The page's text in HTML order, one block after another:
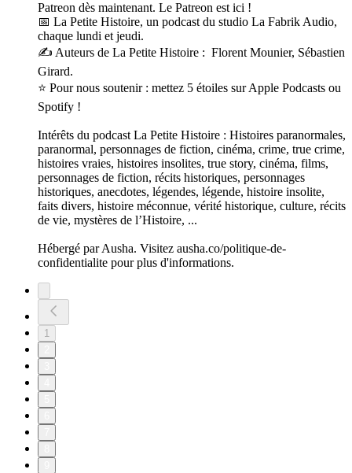
Patreon dès maintenant. Le Patreon est ici !
📅 La Petite Histoire, un podcast du studio La Fabrik Audio,
chaque lundi et jeudi.
✍️ Auteurs de La Petite Histoire : Florent Mounier, Sébastien
Girard.
⭐ Pour nous soutenir : mettez 5 étoiles sur Apple Podcasts ou
Spotify !
Intérêts du podcast La Petite Histoire : Histoires paranormales,
paranormal, personnages de fiction, cinéma, crime, true crime,
histoires vraies, histoires insolites, true story, cinéma, films,
personnages de fiction, récits historiques, personnages
historiques, anecdotes, légendes, légende, histoire insolite,
faits divers, histoire méconnue, vérité historique, culture, récits
de vie, mystères de l’Histoire, ...
Hébergé par Ausha. Visitez ausha.co/politique-de-
confidentialite pour plus d'informations.
1